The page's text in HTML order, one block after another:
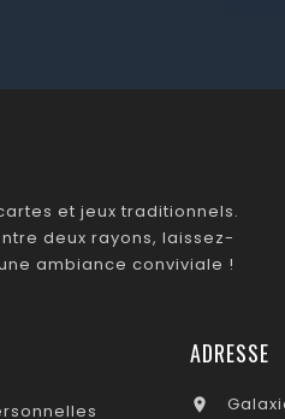
et jeux traditionnels.
deux rayons, laissez-
ambiance conviviale !
ADRESSE
